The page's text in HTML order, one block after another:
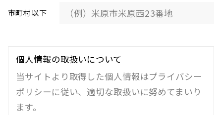
市町村以下
個人情報の取扱いについて
当サイトより取得した個人情報はプライバシー
ポリシーに従い、適切な取扱いに努めてまいり
ます。